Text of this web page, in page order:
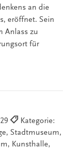
an die
eröffnet. Sein
Anlass zu
für
Kategorie:
Stadtmuseum,
Kunsthalle,